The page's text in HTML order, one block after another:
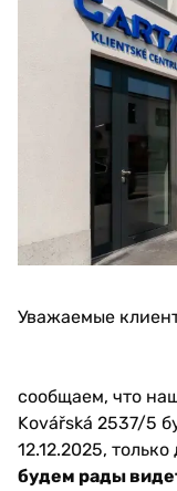
Уважаемые
сообщаем, что
Kovářská 2537/5
12.12.2025, только
будем рады